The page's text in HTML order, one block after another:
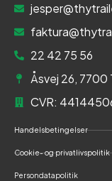
22 42 75 56
Åsvej 26, 7700
CVR:
Handelsbetingelser
Cookie- og privatlivspolitik
Persondatapolitik